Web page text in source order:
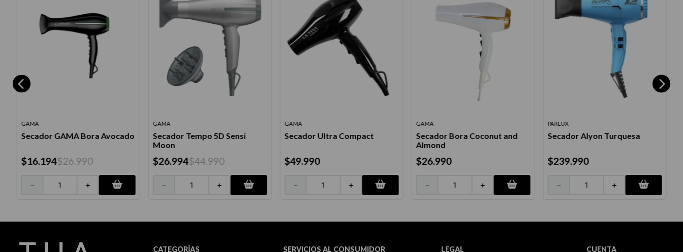
GAMA
Secador GAMA Bora Avocado
$16.194$26.990
＋
－
GAMA
Secador Tempo 5D Sensi
Moon
$26.994$44.990
＋
－
GAMA
Secador Ultra Compact
$49.990
＋
－
GAMA
Secador Bora Coconut and
Almond
$26.990
＋
－
PARLUX
Secador Alyon Turquesa
$239.990
＋
－
CATEGORÍAS SERVICIOS AL CONSUMIDOR LEGAL CUENTA